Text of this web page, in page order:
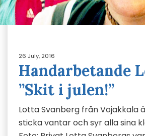
26 July, 2016
Handarbetande
”Skit i julen!”
Lotta Svanberg från Vojakkala
sticka vantar och syr alla sina